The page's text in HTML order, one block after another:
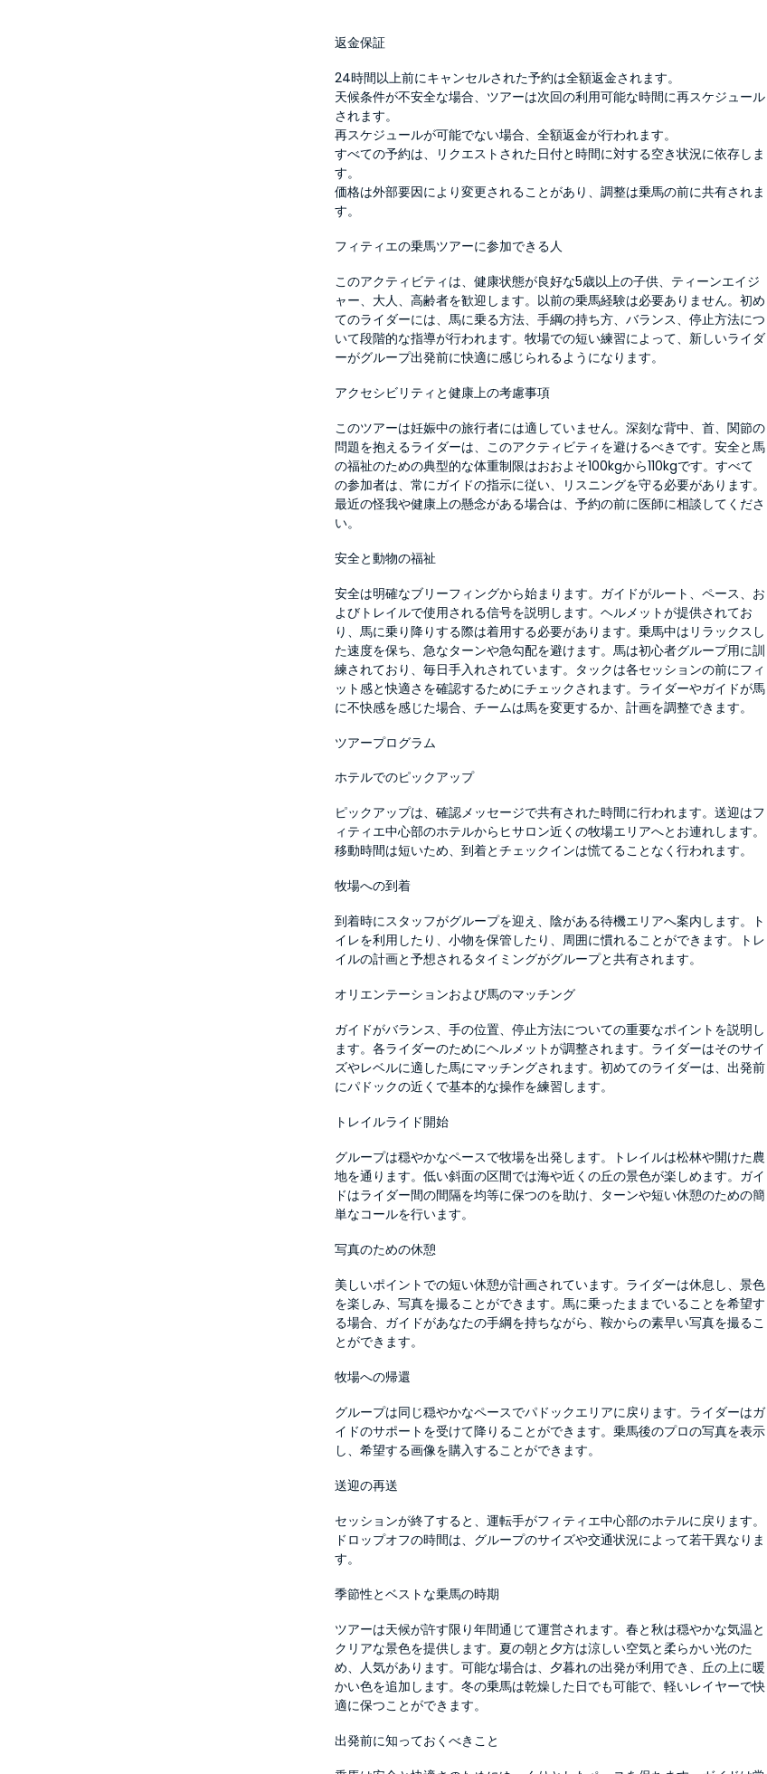
返金保証
24時間以上前にキャンセルされた予約は全額返金されます。
天候条件が不安全な場合、ツアーは次回の利用可能な時間に再スケジュール
されます。
再スケジュールが可能でない場合、全額返金が行われます。
すべての予約は、リクエストされた日付と時間に対する空き状況に依存しま
す。
価格は外部要因により変更されることがあり、調整は乗馬の前に共有されま
す。
フィティエの乗馬ツアーに参加できる人
このアクティビティは、健康状態が良好な5歳以上の子供、ティーンエイジ
ャー、大人、高齢者を歓迎します。以前の乗馬経験は必要ありません。初め
てのライダーには、馬に乗る方法、手綱の持ち方、バランス、停止方法につ
いて段階的な指導が行われます。牧場での短い練習によって、新しいライダ
ーがグループ出発前に快適に感じられるようになります。
アクセシビリティと健康上の考慮事項
このツアーは妊娠中の旅行者には適していません。深刻な背中、首、関節の
問題を抱えるライダーは、このアクティビティを避けるべきです。安全と馬
の福祉のための典型的な体重制限はおおよそ100kgから110kgです。すべて
の参加者は、常にガイドの指示に従い、リスニングを守る必要があります。
最近の怪我や健康上の懸念がある場合は、予約の前に医師に相談してくださ
い。
安全と動物の福祉
安全は明確なブリーフィングから始まります。ガイドがルート、ペース、お
よびトレイルで使用される信号を説明します。ヘルメットが提供されてお
り、馬に乗り降りする際は着用する必要があります。乗馬中はリラックスし
た速度を保ち、急なターンや急勾配を避けます。馬は初心者グループ用に訓
練されており、毎日手入れされています。タックは各セッションの前にフィ
ット感と快適さを確認するためにチェックされます。ライダーやガイドが馬
に不快感を感じた場合、チームは馬を変更するか、計画を調整できます。
ツアープログラム
ホテルでのピックアップ
ピックアップは、確認メッセージで共有された時間に行われます。送迎はフ
ィティエ中心部のホテルからヒサロン近くの牧場エリアへとお連れします。
移動時間は短いため、到着とチェックインは慌てることなく行われます。
牧場への到着
到着時にスタッフがグループを迎え、陰がある待機エリアへ案内します。ト
イレを利用したり、小物を保管したり、周囲に慣れることができます。トレ
イルの計画と予想されるタイミングがグループと共有されます。
オリエンテーションおよび馬のマッチング
ガイドがバランス、手の位置、停止方法についての重要なポイントを説明し
ます。各ライダーのためにヘルメットが調整されます。ライダーはそのサイ
ズやレベルに適した馬にマッチングされます。初めてのライダーは、出発前
にパドックの近くで基本的な操作を練習します。
トレイルライド開始
グループは穏やかなペースで牧場を出発します。トレイルは松林や開けた農
地を通ります。低い斜面の区間では海や近くの丘の景色が楽しめます。ガイ
ドはライダー間の間隔を均等に保つのを助け、ターンや短い休憩のための簡
単なコールを行います。
写真のための休憩
美しいポイントでの短い休憩が計画されています。ライダーは休息し、景色
を楽しみ、写真を撮ることができます。馬に乗ったままでいることを希望す
る場合、ガイドがあなたの手綱を持ちながら、鞍からの素早い写真を撮るこ
とができます。
牧場への帰還
グループは同じ穏やかなペースでパドックエリアに戻ります。ライダーはガ
イドのサポートを受けて降りることができます。乗馬後のプロの写真を表示
し、希望する画像を購入することができます。
送迎の再送
セッションが終了すると、運転手がフィティエ中心部のホテルに戻ります。
ドロップオフの時間は、グループのサイズや交通状況によって若干異なりま
す。
季節性とベストな乗馬の時期
ツアーは天候が許す限り年間通じて運営されます。春と秋は穏やかな気温と
クリアな景色を提供します。夏の朝と夕方は涼しい空気と柔らかい光のた
め、人気があります。可能な場合は、夕暮れの出発が利用でき、丘の上に暖
かい色を追加します。冬の乗馬は乾燥した日でも可能で、軽いレイヤーで快
適に保つことができます。
出発前に知っておくべきこと